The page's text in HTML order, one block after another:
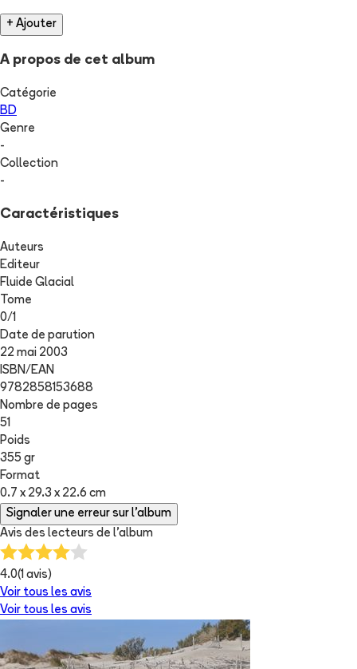
+ Ajouter
A propos de cet album
Catégorie
BD
Genre
-
Collection
-
Caractéristiques
Auteurs
Editeur
Fluide Glacial
Tome
0/1
Date de parution
22 mai 2003
ISBN/EAN
9782858153688
Nombre de pages
51
Poids
355 gr
Format
0.7 x 29.3 x 22.6 cm
Signaler une erreur sur l'album
Avis des lecteurs de l'album
4.0(1 avis)
Voir tous les avis
Voir tous les avis